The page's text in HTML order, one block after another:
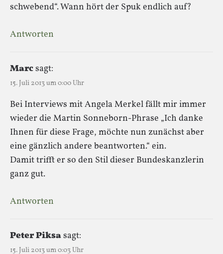
schwebend“. Wann hört der Spuk endlich auf?
Antworten
Marcsagt:
15. Juli 2013 um 0:00 Uhr
Bei Interviews mit Angela Merkel fällt mir immer
wieder die Martin Sonneborn-Phrase „Ich danke
Ihnen für diese Frage, möchte nun zunächst aber
eine gänzlich andere beantworten.“ ein.
Damit trifft er so den Stil dieser Bundeskanzlerin
ganz gut.
Antworten
Peter Piksasagt:
15. Juli 2013 um 0:03 Uhr